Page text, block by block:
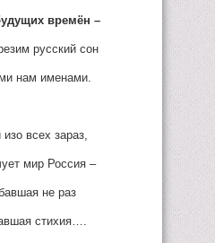
времён –
русский сон
нам именами.
всех зараз,
мир Россия –
не раз
стихия….